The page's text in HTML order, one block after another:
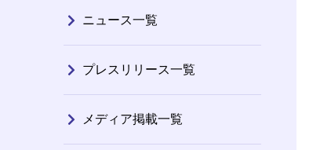
ニュース一覧
プレスリリース一覧
メディア掲載一覧